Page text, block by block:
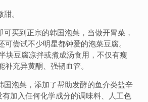
。
买到正宗的韩国泡菜，当做开胃菜，
可尝试不少明星都钟爱的泡菜豆腐。
块豆腐凉拌或煮成汤食用，不仅有瘦
补充异黄酮、强韧血管。
泡菜，添加了帮助发酵的鱼介类盐辛
有加入任何化学成分的调味料、人工色